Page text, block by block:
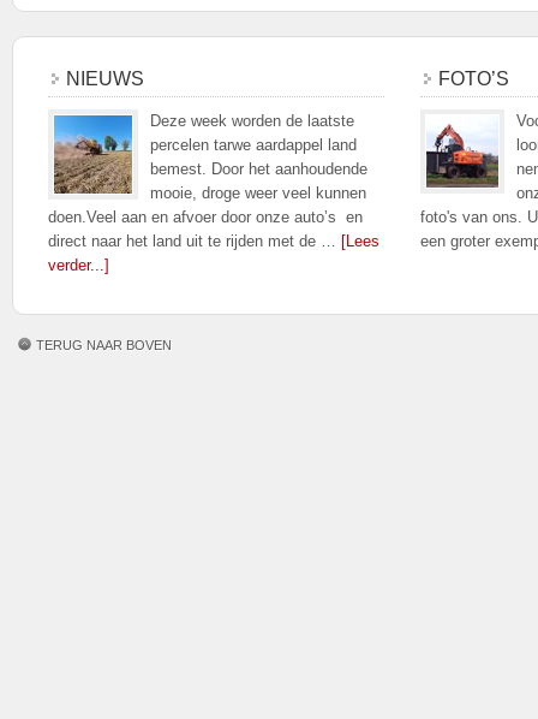
NIEUWS
Deze week worden de laatste
percelen tarwe aardappel land
bemest. Door het aanhoudende
mooie, droge weer veel kunnen
doen.Veel aan en afvoer door onze auto’s en
direct naar het land uit te rijden met de … [Lees
verder...]
FOTO’S
foto's van ons.
een groter
TERUG NAAR BOVEN